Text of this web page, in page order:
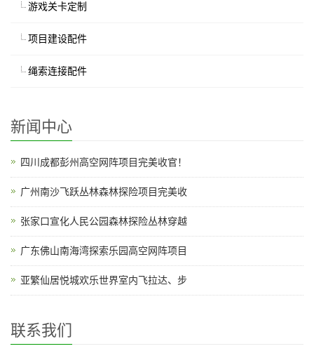
游戏关卡定制
项目建设配件
绳索连接配件
新闻中心
四川成都彭州高空网阵项目完美收官！
广州南沙飞跃丛林森林探险项目完美收
张家口宣化人民公园森林探险丛林穿越
广东佛山南海湾探索乐园高空网阵项目
亚繁仙居悦城欢乐世界室内飞拉达、步
联系我们